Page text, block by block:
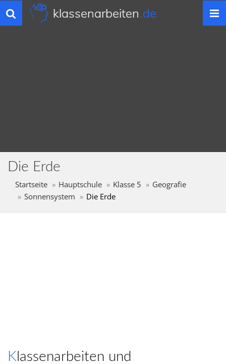
Toggle
navigation
klassenarbeiten.de
Die Erde
Startseite Hauptschule Klasse 5
Geografie
Sonnensystem
Die Erde
Klassenarbeiten und